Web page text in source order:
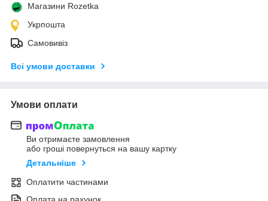
Магазини Rozetka
Укрпошта
Самовивіз
Всі умови доставки
Умови оплати
Ви отримаєте замовлення
або гроші повернуться на вашу картку
Детальніше
Оплатити частинами